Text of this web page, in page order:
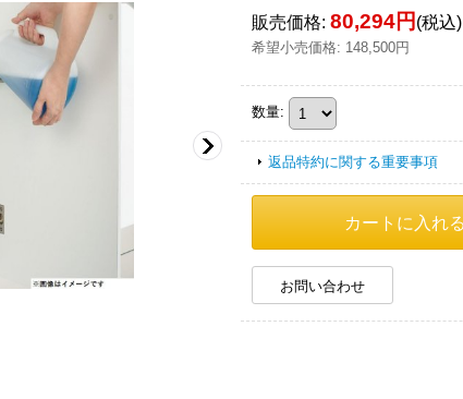
販売価格: 80,294円 (税込)
希望小売価格: 148,500円
数量:
返品特約に関する重要事項
お問い合わせ